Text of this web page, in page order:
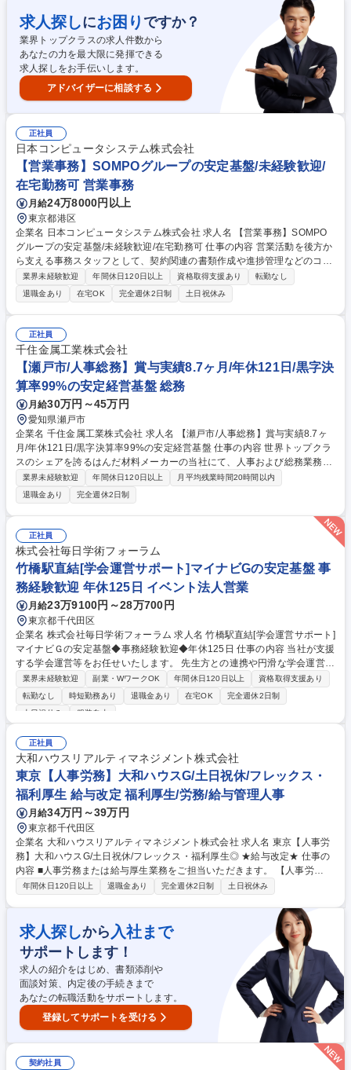
など軽作業もあり、メリハリをつけて働くことができます。◎ゆくゆくは
リーダー候補として以下業務もお任せ予定。 ■チームメンバーの業務支援
■新人育成・指導などマネジメント業務 ■予算計画・管理 募集職種 【調達
受発注事務】プライム上場Nikonグループ/年間休日128日/賞与実績4ヶ月
求人探しにお困り ですか？
業界トップクラスの求人件数から
あなたの力を最大限に発揮できる
求人探しをお手伝いします。
アドバイザーに相談する
正社員
日本コンピュータシステム株式会社
【営業事務】SOMPOグループの安定基盤/未経験歓迎/
在宅勤務可 営業事務
月給24万8000円以上
東京都港区
企業名 日本コンピュータシステム株式会社 求人名 【営業事務】SOMPO
グループの安定基盤/未経験歓迎/在宅勤務可 仕事の内容 営業活動を後方か
ら支える事務スタッフとして、契約関連の書類作成や進捗管理などのコア
業務をお任せします。正確かつスピーディーな対応で営業メンバーや顧客
をサポートし、組織の円滑な運営に貢献します。 【詳細】・見積、注文書
類、請求書等の契約関連書類作成・契約関連書類の押印対応(電子印メイ
ン)や提出・契約内容のシステム登録、進捗管理、支払依頼対応【その
他】・電話対応(1日0~5件程度)、来客対応、イベント対応等【入社後】ま
ずは書類作成やシステム入力などの日次業務からスタート。先輩が隣で丁
寧にサポートするため、安心して業務に慣れていける環境です。 募集職種
【営業事務】SOMPOグループの安定基盤/未経験歓迎/在宅勤務可
業界未経験歓迎 年間休日120日以上 資格取得支援あり
転勤なし
退職金あり
在宅OK 完全週休2日制 土日祝休み
正社員
千住金属工業株式会社
【瀬戸市/人事総務】賞与実績8.7ヶ月/年休121日/黒字決
算率99%の安定経営基盤 総務
月給30万円～45万円
愛知県瀬戸市
企業名 千住金属工業株式会社 求人名 【瀬戸市/人事総務】賞与実績8.7ヶ
月/年休121日/黒字決算率99%の安定経営基盤 仕事の内容 世界トップクラ
スのシェアを誇るはんだ材料メーカーの当社にて、人事および総務業務全
般をご担当いただきます。労務管理から採用、社員教育まで幅広く携わ
り、現場の働きやすさを支える業務をお任せします。 【具体的には】 ■労
務・勤怠管理■採用業務■法令順守管理■文書管理■社員教育管理 経験や適
性を考慮し、お任せする業務を決定いたします。 【仕事の魅力】世界シェ
アトップクラスの安定した経営基盤のもと、腰を据えてキャリアを築けま
す。管理部門の役割が広がる中で、自身のアイデアを活かした組織づくり
に挑戦できる環境です。 募集職種 【瀬戸市/人事総務】賞与実績8.7ヶ月/
年休121日/黒字決算率99%の安定経営基盤
業界未経験歓迎 年間休日120日以上
月平均残業時間20時間以内
退職金あり
完全週休2日制
正社員
株式会社毎日学術フォーラム
竹橋駅直結[学会運営サポート]マイナビGの安定基盤 事
務経験歓迎 年休125日 イベント法人営業
月給23万9100円～28万700円
東京都千代田区
企業名 株式会社毎日学術フォーラム 求人名 竹橋駅直結[学会運営サポート]
マイナビＧの安定基盤◆事務経験歓迎◆年休125日 仕事の内容 当社が支援
する学会運営等をお任せいたします。 先生方との連携や円滑な学会運営開
催のための会場手配や日程調整等学会様の日常的なサポートもお願いいた
します。 【仕事内容】学会開催予定の会場・日程の手配/出欠確認/会費の
入金確認/論文管理学会予算決算関連業務/理事会での議事録 等 ※会議運営
を中心に行い、その後は先輩がOJTでつきながら指導いたします。 【モデ
ル年収】■3年目社員：460万■管理職給与：600万 募集職種 竹橋駅直結[学
会運営サポート]マイナビＧの安定基盤◆事務経験歓迎◆年休125日
業界未経験歓迎 副業・WワークOK 年間休日120日以上
資格取得支援あり
転勤なし
時短勤務あり 退職金あり 在宅OK
完全週休2日制
土日祝休み
服装自由
正社員
大和ハウスリアルティマネジメント株式会社
東京【人事労務】大和ハウスG/土日祝休/フレックス・
福利厚生 給与改定 福利厚生/労務/給与管理人事
月給34万円～39万円
東京都千代田区
企業名 大和ハウスリアルティマネジメント株式会社 求人名 東京【人事労
務】大和ハウスG/土日祝休/フレックス・福利厚生◎ ★給与改定★ 仕事の
内容 ■人事労務または給与厚生業務をご担当いただきます。 【人事労
務】・社会保険の手続き・入社関連業務・健康診断の運営・安全衛生関
財育成・賞与計算、支給業務・各種行政届出 【給与厚生】・給与計算、年
末調整業務、住民税関連業務・福利厚生業務の運営・各種手当審査・慶弔
関連・入退職業務・DBDC加入・喪失・変形労働を含めた勤怠確認等 募集
職種 東京【人事労務】大和ハウスG/土日祝休/フレックス・福利厚生◎ ★
給与改定★
年間休日120日以上 退職金あり 完全週休2日制 土日祝休み
求人探しから 入社まで
サポートします！
求人の紹介をはじめ、書類添削や
面談対策、内定後の手続きまで
あなたの転職活動をサポートします。
登録してサポートを受ける
契約社員